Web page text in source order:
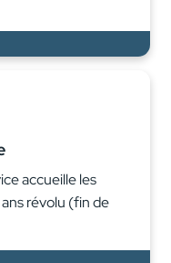
accueille les
révolu (fin de